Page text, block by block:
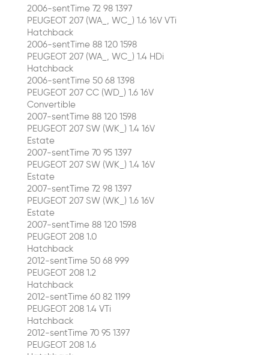
2006-sentTime 72 98 1397
PEUGEOT 207 (WA_, WC_) 1.6 16V VTi
Hatchback
2006-sentTime 88 120 1598
PEUGEOT 207 (WA_, WC_) 1.4 HDi
Hatchback
2006-sentTime 50 68 1398
PEUGEOT 207 CC (WD_) 1.6 16V
Convertible
2007-sentTime 88 120 1598
PEUGEOT 207 SW (WK_) 1.4 16V
Estate
2007-sentTime 70 95 1397
PEUGEOT 207 SW (WK_) 1.4 16V
Estate
2007-sentTime 72 98 1397
PEUGEOT 207 SW (WK_) 1.6 16V
Estate
2007-sentTime 88 120 1598
PEUGEOT 208 1.0
Hatchback
2012-sentTime 50 68 999
PEUGEOT 208 1.2
Hatchback
2012-sentTime 60 82 1199
PEUGEOT 208 1.4 VTi
Hatchback
2012-sentTime 70 95 1397
PEUGEOT 208 1.6